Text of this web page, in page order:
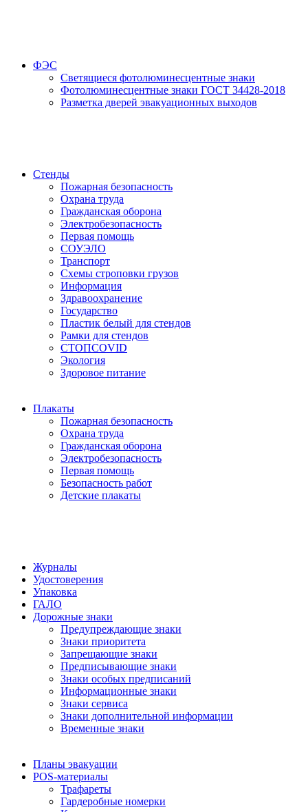
ФЭС
Светящиеся фотолюминесцентные знаки
Фотолюминесцентные знаки ГОСТ 34428-2018
Разметка дверей эвакуационных выходов
Стенды
Пожарная безопасность
Охрана труда
Гражданская оборона
Электробезопасность
Первая помощь
СОУЭЛО
Транспорт
Схемы строповки грузов
Информация
Здравоохранение
Государство
Пластик белый для стендов
Рамки для стендов
СТОПCOVID
Экология
Здоровое питание
Плакаты
Пожарная безопасность
Охрана труда
Гражданская оборона
Электробезопасность
Первая помощь
Безопасность работ
Детские плакаты
Журналы
Удостоверения
Упаковка
ГАЛО
Дорожные знаки
Предупреждающие знаки
Знаки приоритета
Запрещающие знаки
Предписывающие знаки
Знаки особых предписаний
Информационные знаки
Знаки сервиса
Знаки дополнительной информации
Временные знаки
Планы эвакуации
POS-материалы
Трафареты
Гардеробные номерки